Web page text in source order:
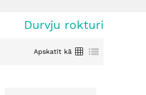
Durvju rokturi
Apskatīt kā
RežģisSaraksts